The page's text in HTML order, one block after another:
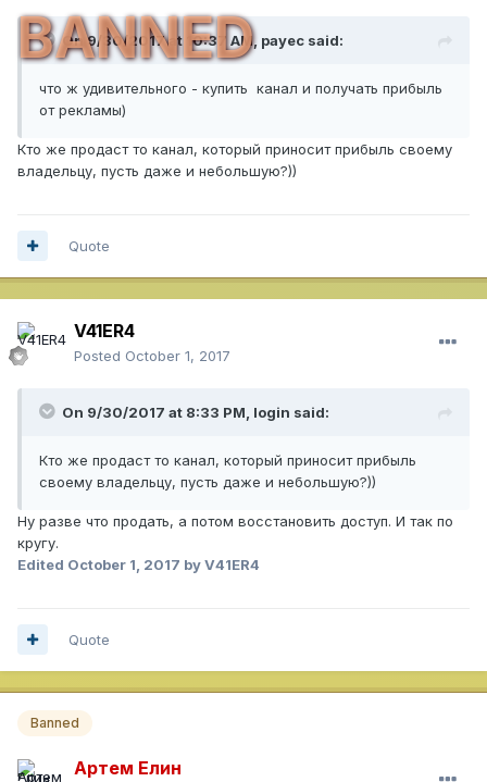
BANNED
On 9/30/2017 at 10:37 AM, payec said:
что ж удивительного - купить канал и получать прибыль
от рекламы)
Кто же продаст то канал, который приносит прибыль своему
владельцу, пусть даже и небольшую?))
Quote
V41ER4
Posted October 1, 2017
On 9/30/2017 at 8:33 PM, login said:
Кто же продаст то канал, который приносит прибыль
своему владельцу, пусть даже и небольшую?))
Ну разве что продать, а потом восстановить доступ. И так по
кругу.
Edited October 1, 2017 by V41ER4
Quote
Banned
Артем Елин